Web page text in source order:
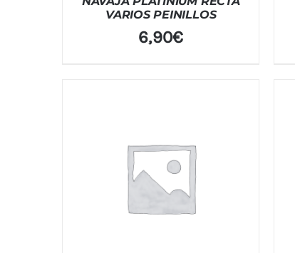
VARIOS PEINILLOS
6,90€